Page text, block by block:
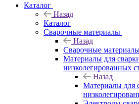
Каталог
Назад
Каталог
Сварочные материалы
Назад
Сварочные
Материалы для
низколегированных
Назад
Материалы для